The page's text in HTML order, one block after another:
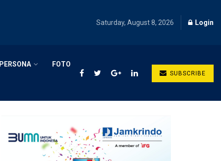
Saturday, August 8, 2026 Login
PERSONA FOTO
SUBSCRIBE